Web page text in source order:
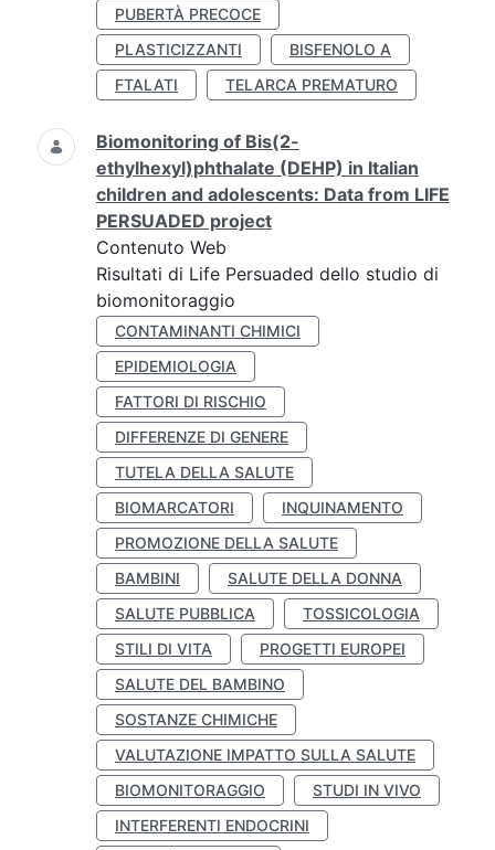
PUBERTÀ PRECOCE
PLASTICIZZANTI
BISFENOLO A
FTALATI
TELARCA PREMATURO
Biomonitoring of Bis(2-
ethylhexyl)phthalate (DEHP) in Italian
children and adolescents: Data from LIFE
PERSUADED project
Contenuto Web
Risultati di Life Persuaded dello studio di
biomonitoraggio
CONTAMINANTI CHIMICI
EPIDEMIOLOGIA
FATTORI DI RISCHIO
DIFFERENZE DI GENERE
TUTELA DELLA SALUTE
BIOMARCATORI
INQUINAMENTO
PROMOZIONE DELLA SALUTE
BAMBINI
SALUTE DELLA DONNA
SALUTE PUBBLICA
TOSSICOLOGIA
STILI DI VITA
PROGETTI EUROPEI
SALUTE DEL BAMBINO
SOSTANZE CHIMICHE
VALUTAZIONE IMPATTO SULLA SALUTE
BIOMONITORAGGIO
STUDI IN VIVO
INTERFERENTI ENDOCRINI